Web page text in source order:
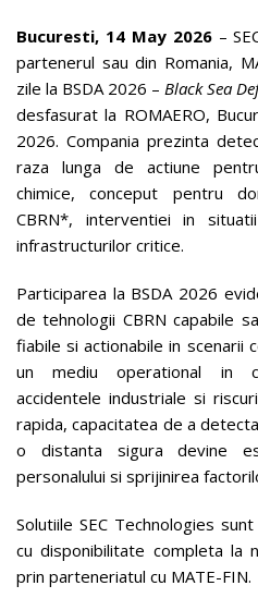
Bucuresti, 14 May 2026 –
partenerul sau din Romania,
zile la BSDA 2026 – Black Sea
desfasurat la ROMAERO,
2026. Compania prezinta
raza lunga de actiune
chimice, conceput pentru
CBRN*, interventiei in
infrastructurilor critice.
Participarea la BSDA 2026
de tehnologii CBRN capabile
fiabile si actionabile in scenarii
un mediu operational in
accidentele industriale si
rapida, capacitatea de a
o distanta sigura devine
personalului si sprijinirea
Solutiile SEC Technologies
cu disponibilitate completa la
prin parteneriatul cu MATE-FIN.